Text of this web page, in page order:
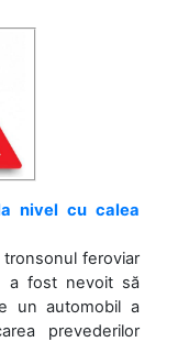
nivel cu calea
tronsonul feroviar
a fost nevoit să
un automobil a
prevederilor